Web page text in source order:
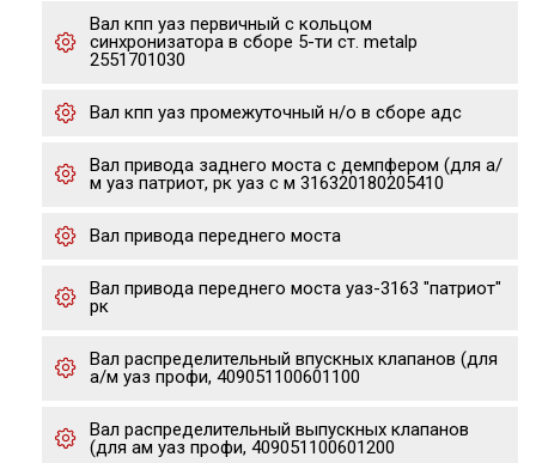
Вал кпп уаз первичный с кольцом
синхронизатора в сборе 5-ти ст. metalp
2551701030
Вал кпп уаз промежуточный н/о в сборе адс
Вал привода заднего моста с демпфером (для а/
м уаз патриот, рк уаз с м 316320180205410
Вал привода переднего моста
Вал привода переднего моста уаз-3163 "патриот"
рк
Вал распределительный впускных клапанов (для
а/м уаз профи, 409051100601100
Вал распределительный выпускных клапанов
(для ам уаз профи, 409051100601200